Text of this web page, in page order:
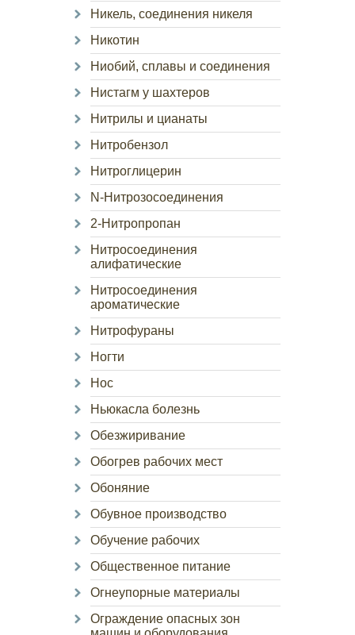
Никель, соединения никеля
Никотин
Ниобий, сплавы и соединения
Нистагм у шахтеров
Нитрилы и цианаты
Нитробензол
Нитроглицерин
N-Нитрозосоединения
2-Нитропропан
Нитросоединения
алифатические
Нитросоединения
ароматические
Нитрофураны
Ногти
Нос
Ньюкасла болезнь
Обезжиривание
Обогрев рабочих мест
Обоняние
Обувное производство
Обучение рабочих
Общественное питание
Огнеупорные материалы
Ограждение опасных зон